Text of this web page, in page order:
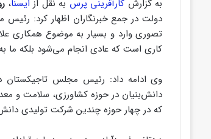
به گزارش کارآفرینی پرس به نقل از ایسنا،
دولت در جمع خبرنگاران اظهار کرد:
تصوری وارد و بسیار به موضوع همکاری
کاری است که عادی انجام می‌شود بلکه ما
وی ادامه داد: رئیس مجلس تاجیکستان
دانش‌بنیان در حوزه کشاورزی، سلامت و
که در چهار حوزه چندین شرکت تولیدی